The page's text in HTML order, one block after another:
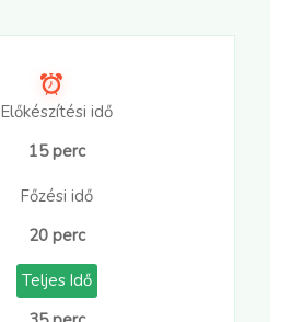
Előkészítési idő
15 perc
Főzési idő
20 perc
Teljes Idő